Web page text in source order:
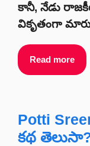
కానీ, నేడు
వికృతంగా
Read more
Potti
కథ